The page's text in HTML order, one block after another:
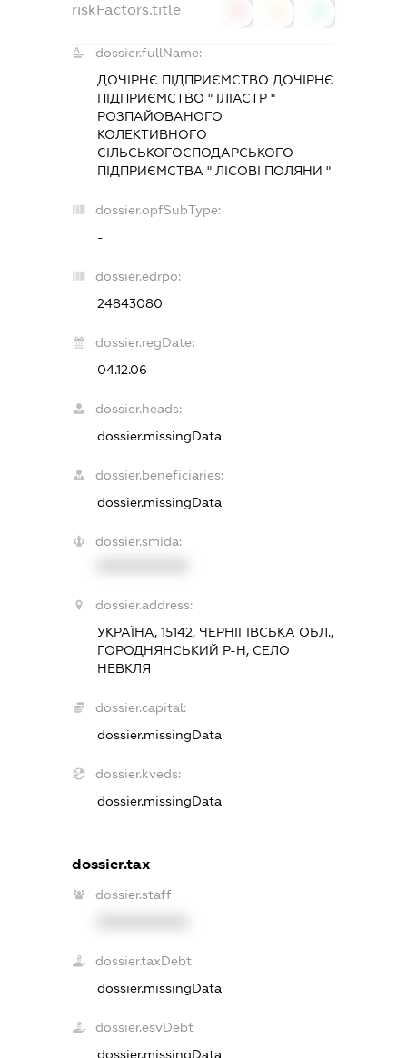
riskFactors.title
dossier.fullName:
ДОЧІРНЄ ПІДПРИЄМСТВО ДОЧІРНЄ
ПІДПРИЄМСТВО " ІЛІАСТР "
РОЗПАЙОВАНОГО
КОЛЕКТИВНОГО
СІЛЬСЬКОГОСПОДАРСЬКОГО
ПІДПРИЄМСТВА " ЛІСОВІ ПОЛЯНИ "
dossier.opfSubType:
-
dossier.edrpo:
24843080
dossier.regDate:
04.12.06
dossier.heads:
dossier.missingData
dossier.beneficiaries:
dossier.missingData
dossier.smida:
dossier.address:
УКРАЇНА, 15142, ЧЕРНІГІВСЬКА ОБЛ.,
ГОРОДНЯНСЬКИЙ Р-Н, СЕЛО
НЕВКЛЯ
dossier.capital:
dossier.missingData
dossier.kveds:
dossier.missingData
dossier.tax
dossier.staff
dossier.taxDebt
dossier.missingData
dossier.esvDebt
dossier.missingData